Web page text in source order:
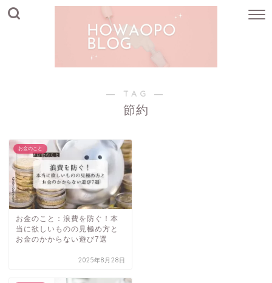
― TAG ―
節約
お金のこと
お金のこと：浪費を防ぐ！本
当に欲しいものの見極め方と
お金のかからない遊び7選
2025年8月28日